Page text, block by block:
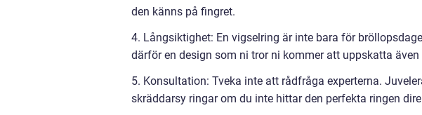
den känns på fingret.
4. Långsiktighet: En vigselring är inte bara för
därför en design som ni tror ni kommer att uppskatta
5. Konsultation: Tveka inte att rådfråga experterna.
skräddarsy ringar om du inte hittar den perfekta ringen